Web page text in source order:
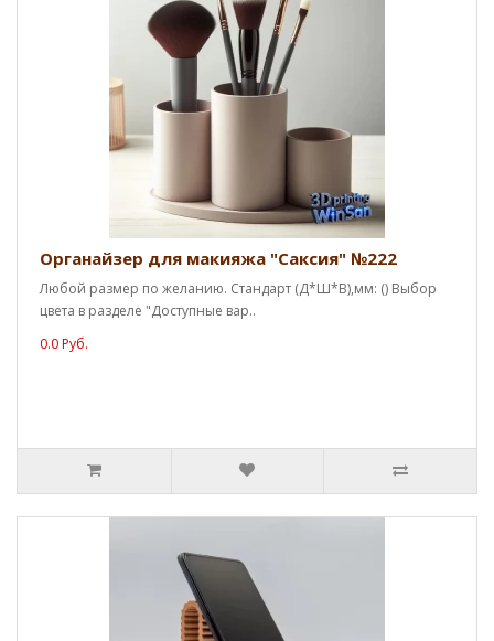
Органайзер для макияжа "Саксия" №222
Любой размер по желанию. Стандарт (Д*Ш*В),мм: () Выбор
цвета в разделе "Доступные вар..
0.0 Руб.